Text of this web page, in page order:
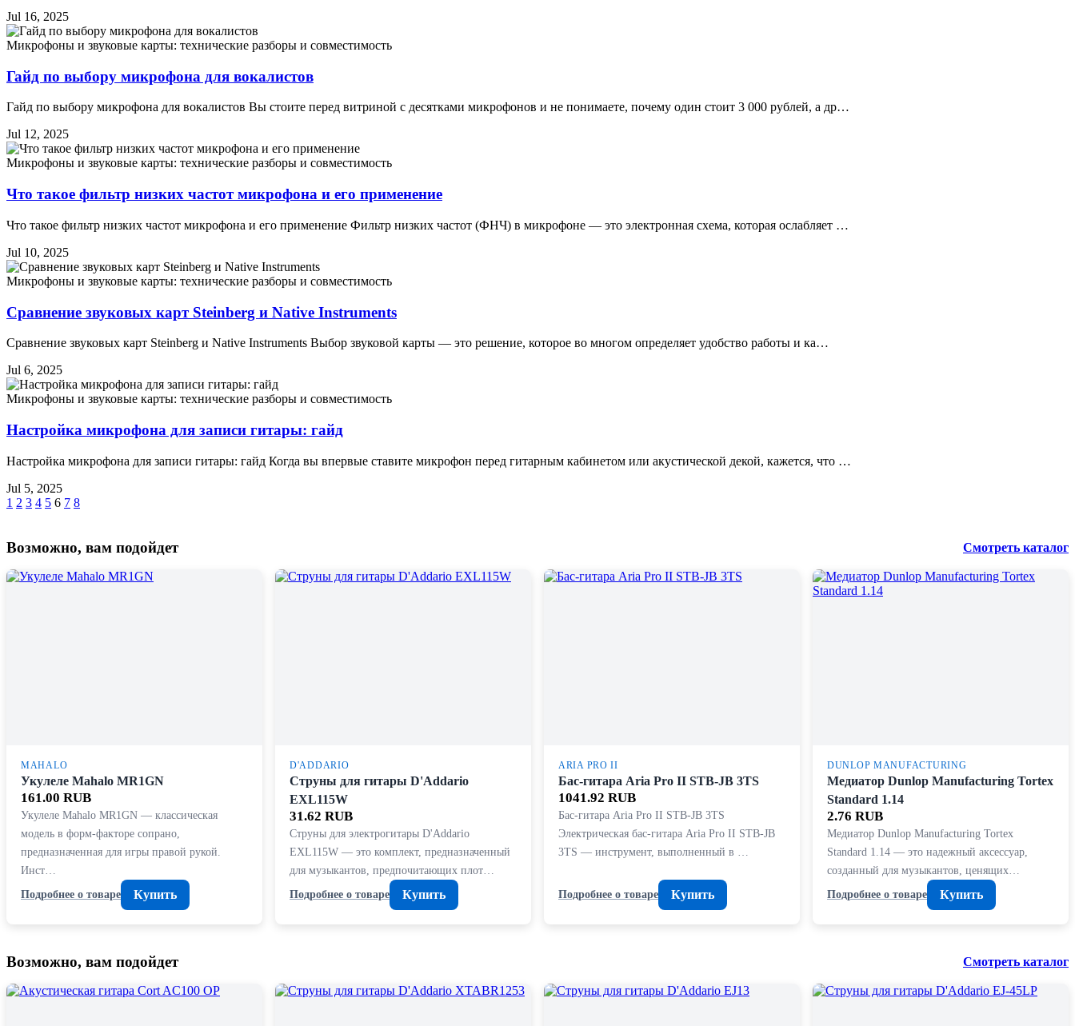
Jul 16, 2025
Микрофоны и звуковые карты: технические разборы и совместимость
Гайд по выбору микрофона для вокалистов
Гайд по выбору микрофона для вокалистов Вы стоите перед витриной с десятками микрофонов и не понимаете, почему один стоит 3 000 рублей, а др…
Jul 12, 2025
Микрофоны и звуковые карты: технические разборы и совместимость
Что такое фильтр низких частот микрофона и его применение
Что такое фильтр низких частот микрофона и его применение Фильтр низких частот (ФНЧ) в микрофоне — это электронная схема, которая ослабляет …
Jul 10, 2025
Микрофоны и звуковые карты: технические разборы и совместимость
Сравнение звуковых карт Steinberg и Native Instruments
Сравнение звуковых карт Steinberg и Native Instruments Выбор звуковой карты — это решение, которое во многом определяет удобство работы и ка…
Jul 6, 2025
Микрофоны и звуковые карты: технические разборы и совместимость
Настройка микрофона для записи гитары: гайд
Настройка микрофона для записи гитары: гайд Когда вы впервые ставите микрофон перед гитарным кабинетом или акустической декой, кажется, что …
Jul 5, 2025
1 2 3 4 5 6 7 8
Возможно, вам подойдет Смотреть каталог
MAHALO
Укулеле Mahalo MR1GN
161.00 RUB
Укулеле Mahalo MR1GN — классическая
модель в форм-факторе сопрано,
предназначенная для игры правой рукой.
Инст…
Подробнее о товаре
Купить
D'ADDARIO
Струны для гитары D'Addario
EXL115W
31.62 RUB
Струны для электрогитары D'Addario
EXL115W — это комплект, предназначенный
для музыкантов, предпочитающих плот…
Подробнее о товаре
Купить
ARIA PRO II
Бас-гитара Aria Pro II STB-JB 3TS
1041.92 RUB
Бас-гитара Aria Pro II STB-JB 3TS
Электрическая бас-гитара Aria Pro II STB-JB
3TS — инструмент, выполненный в …
Подробнее о товаре Купить
DUNLOP MANUFACTURING
Медиатор Dunlop Manufacturing Tortex
Standard 1.14
2.76 RUB
Медиатор Dunlop Manufacturing Tortex
Standard 1.14 — это надежный аксессуар,
созданный для музыкантов, ценящих…
Подробнее о товаре
Купить
Возможно, вам подойдет Смотреть каталог